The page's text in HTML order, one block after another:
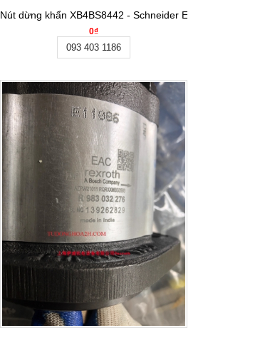
Nút dừng khẩn XB4BS8442 - Schneider Electric
0₫
093 403 1186